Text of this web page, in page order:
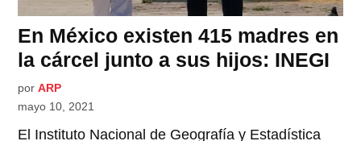
En México existen 415 madres en
la cárcel junto a sus hijos: INEGI
por ARP
mayo 10, 2021
El Instituto Nacional de Geografía y Estadística